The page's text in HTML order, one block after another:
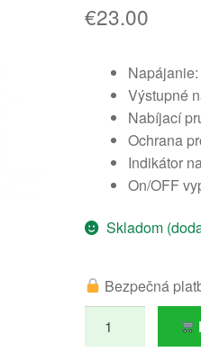
€23.00
Výstupné
Nabíjací
Ochrana
Indikátor
On/OFF
Skladom
Bezpečná
Nabíjačka